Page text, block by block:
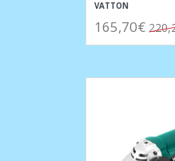
VATTON
165,70€